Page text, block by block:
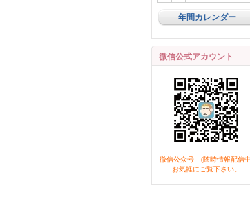
年間カレンダー
微信公式アカウント
微信公众号 (随時情報配信
お気軽にご覧下さい。